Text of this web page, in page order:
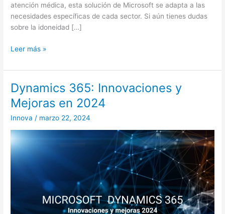
atención médica, esta solución de Microsoft se adapta a las
necesidades específicas de cada sector. Si aún tienes dudas
sobre la idoneidad […]
Leer más »
Dynamics 365: Innovaciones y
Mejoras en 2024
Innova / marzo 22, 2024
Dynamics
365:
Innovaciones
y
Mejoras
en
2024